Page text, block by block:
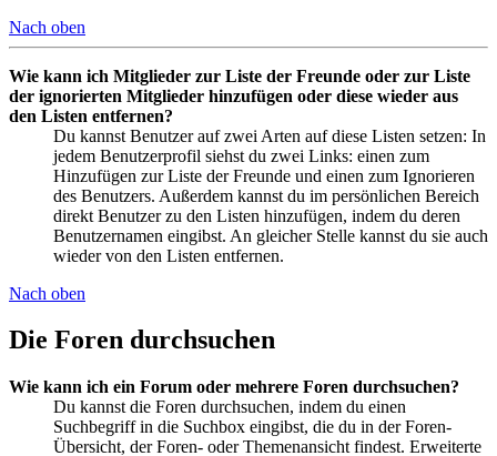
Nach oben
Wie kann ich Mitglieder zur Liste der Freunde oder zur Liste
der ignorierten Mitglieder hinzufügen oder diese wieder aus
den Listen entfernen?
Du kannst Benutzer auf zwei Arten auf diese Listen setzen: In
jedem Benutzerprofil siehst du zwei Links: einen zum
Hinzufügen zur Liste der Freunde und einen zum Ignorieren
des Benutzers. Außerdem kannst du im persönlichen Bereich
direkt Benutzer zu den Listen hinzufügen, indem du deren
Benutzernamen eingibst. An gleicher Stelle kannst du sie auch
wieder von den Listen entfernen.
Nach oben
Die Foren durchsuchen
Wie kann ich ein Forum oder mehrere Foren durchsuchen?
Du kannst die Foren durchsuchen, indem du einen
Suchbegriff in die Suchbox eingibst, die du in der Foren-
Übersicht, der Foren- oder Themenansicht findest. Erweiterte